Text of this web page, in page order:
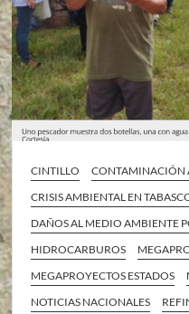
CINTILLO
CONTAMINACIÓN
CRISIS AMBIENTAL EN
DAÑOS AL MEDIO AMBIENTE
HIDROCARBUROS
MEGAPROYECTOS ESTADOS
NOTICIAS NACIONALES